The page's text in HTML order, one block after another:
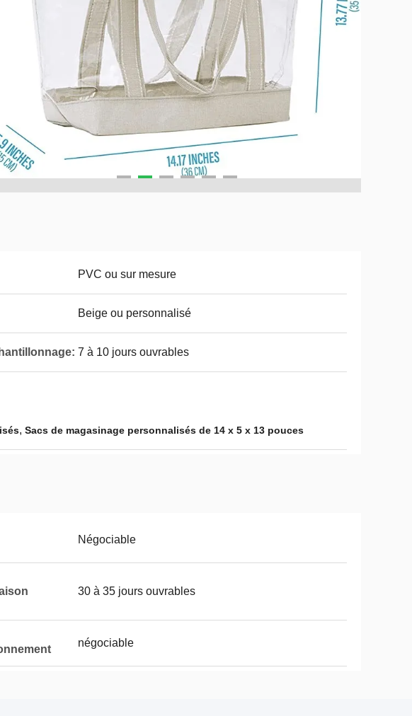
PVC ou sur mesure
Beige ou personnalisé
7 à 10 jours ouvrables
, Sacs de magasinage personnalisés de 14 x 5 x 13 pouces
Négociable
30 à 35 jours ouvrables
négociable